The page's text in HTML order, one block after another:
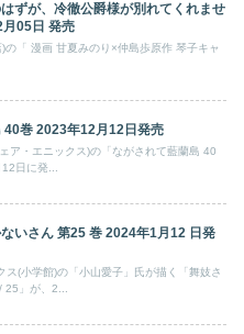
ずが、冷徹公爵様が別れてくれませ
05日 発売
作 琴子キャ
40巻 2023年12月12日発売
ア・エニックス)の「ながされて藍蘭島 40
日に発...
いさん 第25 巻 2024年1月12 日発
ス(小学館)の「小山愛子」氏が描く「舞妓さ
25」が、2...